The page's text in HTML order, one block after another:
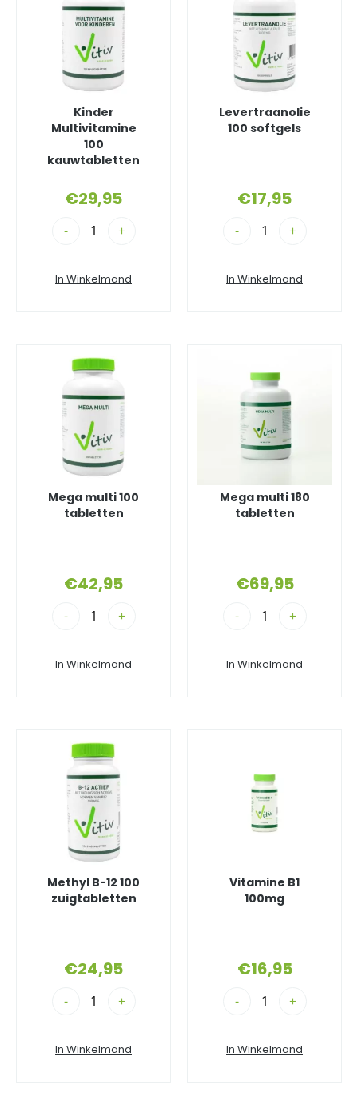
Kinder
Multivitamine
100
kauwtabletten
€29,95
- +
In Winkelmand
Levertraanolie
100 softgels
€17,95
- +
In Winkelmand
Mega multi 100
tabletten
€42,95
- +
In Winkelmand
Mega multi 180
tabletten
€69,95
- +
In Winkelmand
Methyl B-12 100
zuigtabletten
€24,95
- +
In Winkelmand
Vitamine B1
100mg
€16,95
- +
In Winkelmand